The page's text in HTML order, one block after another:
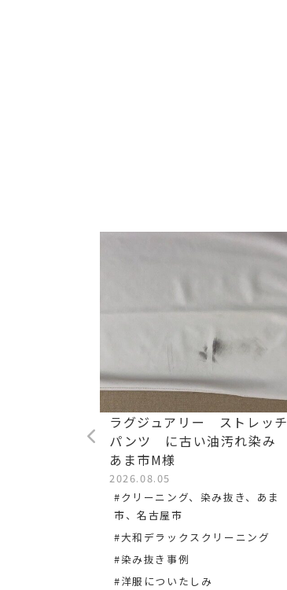
ラグジュアリー ストレッチ
パンツ に古い油汚れ染み
あま市M様
2026.08.05
#クリーニング、染み抜き、あま
市、名古屋市
#大和デラックスクリーニング
#染み抜き事例
#洋服についたしみ